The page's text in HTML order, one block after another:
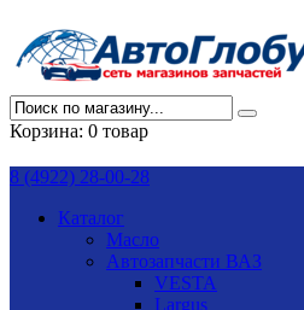
Корзина: 0 товар
8 (4922) 28-00-28
Каталог
Масло
Автозапчасти ВАЗ
VESTA
Largus